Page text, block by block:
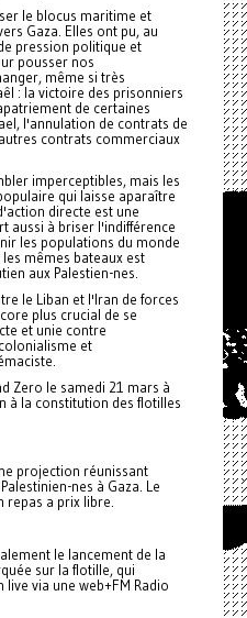
le blocus maritime et
Gaza. Elles ont pu, au
pression politique et
pousser nos
même si très
: la victoire des prisonniers
de certaines
l'annulation de contrats de
contrats commerciaux
imperceptibles, mais les
qui laisse aparaître
directe est une
aussi à briser l'indifférence
les populations du monde
mêmes bateaux est
aux Palestien-nes.
le Liban et l'Iran de forces
plus crucial de se
et unie contre
et
Zero le samedi 21 mars à
à la constitution des flotilles
projection réunissant
nes à Gaza. Le
repas a prix libre.
le lancement de la
sur la flotille, qui
via une web+FM Radio